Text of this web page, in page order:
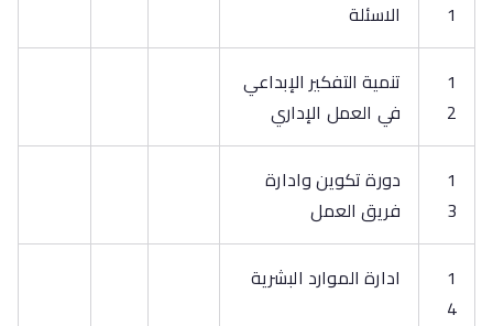
1
الاسئلة
1
2
تنمية التفكير الإبداعي
في العمل الإداري
1
3
دورة تكوين وادارة
فريق العمل
1
4
ادارة الموارد البشرية